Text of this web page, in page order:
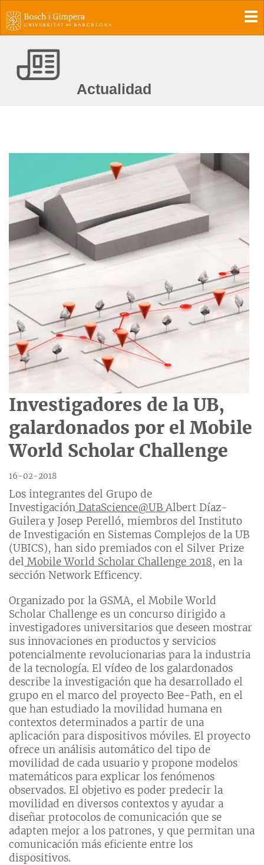
Actualidad
Investigadores de la UB,
galardonados por el Mobile
World Scholar Challenge
16-02-2018
Los integrantes del Grupo de
Investigación DataScience@UBAlbert Díaz-
Guilera y Josep Perelló, miembros del Instituto
de Investigación en Sistemas Complejos de la UB
(UBICS), han sido premiados con el Silver Prize
del Mobile World Scholar Challenge 2018, en la
sección Network Efficency.
Organizado por la GSMA, el Mobile World
Scholar Challenge es un concurso dirigido a
investigadores universitarios que deseen mostrar
sus innovaciones en productos y servicios
potencialmente revolucionarias para la industria
de la tecnología. El vídeo de los galardonados
describe la investigación que ha desarrollado el
grupo en el marco del proyecto Bee-Path, en el
que han estudiado la movilidad humana en
contextos determinados a partir de una
aplicación para dispositivos móviles. El proyecto
ofrece un análisis automático del tipo de
movilidad de cada usuario y propone modelos
matemáticos para explicar los fenómenos
observados. El objetivo es poder predecir la
movilidad en diversos contextos y ayudar a
diseñar protocolos de comunicación que se
adapten mejor a los patrones, y que permitan una
comunicación más eficiente entre los
dispositivos.